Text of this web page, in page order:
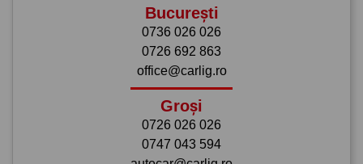
București
0736 026 026
0726 692 863
office@carlig.ro
Groși
0726 026 026
0747 043 594